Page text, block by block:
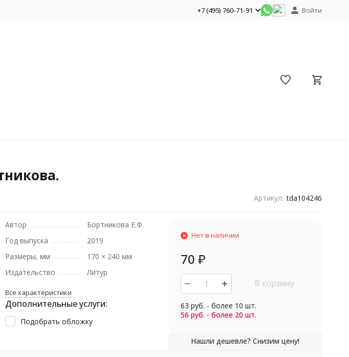
+7 (495) 760-71-91 Войти
Артикул: tda104246
Автор
Бортникова Е.Ф.
Год выпуска
2019
Размеры, мм
170 × 240 мм
Издательство
Литур
Все характеристики
Дополнительные услуги:
Подобрать обложку
Нет в наличии
70 ₽
В корзину
63 руб. - более 10 шт.
56 руб. - более 20 шт.